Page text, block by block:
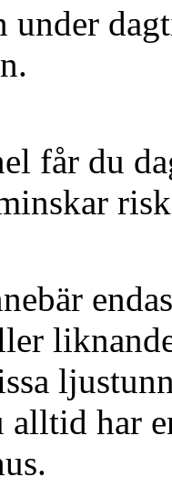
under
får du
alltid har